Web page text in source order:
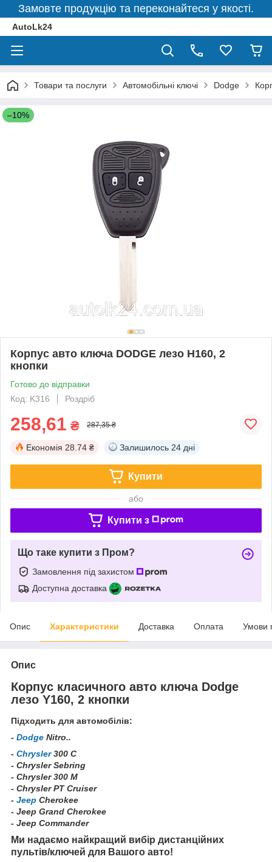
Замовте продукцію та переконайтеся у якості.
AutoLk24
Товари та послуги Автомобільні ключі Dodge
–10%
Корпус авто ключа DODGE лезо Н160, 2
кнопки
Готово до відправки
Код: K316
Роздріб
258,61 ₴ 287,35 ₴
Економія 28.74 ₴ Залишилось 24 дні
Купити
або
Купити з
Що таке купити з Пром?
Замовлення під захистом
Доступна доставка
Опис Характеристики Доставка Оплата Умови
Опис
Корпус класичного авто ключа Dodge
лезо Y160, 2 кнопки
Підходить для автомобілів:
- Dodge Nitro..
- Chrysler300 C
- Chrysler Sebring
- Chrysler 300 M
- Chrysler PT Cruiser
- Jeep Cherokee
- Jeep Grand Cherokee
- Jeep Commander
Ми надаємо найкращий вибір дистанційних
пультів/ключей для Вашого авто!